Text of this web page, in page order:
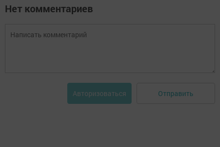
Нет комментариев
Авторизоваться Отправить